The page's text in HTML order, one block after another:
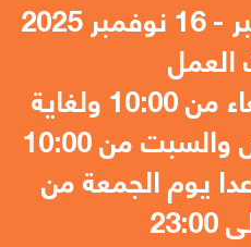
العمل
من الأحد إلى الأربعاء من 10:00 ولغاية
22:00، أيام الخميس والسبت من 10:00
ما عدا يوم الجمعة من